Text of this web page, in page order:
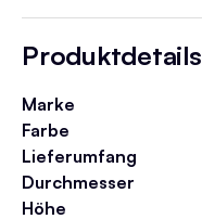
Produktdetails
Marke
Farbe
Lieferumfang
Durchmesser
Höhe